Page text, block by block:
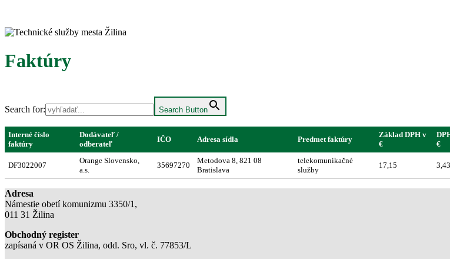
Faktúry
Search for: Search Button
Interné číslo
faktúry
Dodávateľ /
odberateľ
IČO Adresa sídla Predmet faktúry
Základ DPH v
€
€
DF3022007
Orange Slovensko,
a.s.
35697270
Metodova 8, 821 08
Bratislava
telekomunikačné
služby
17,15 3,43
Adresa
Námestie obetí komunizmu 3350/1,
011 31 Žilina
Obchodný register
zapísaná v OR OS Žilina, odd. Sro, vl. č. 77853/L